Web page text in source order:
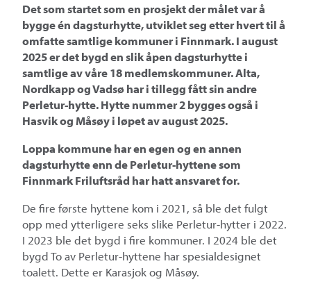
Det som startet som en prosjekt der målet var å
bygge én dagsturhytte, utviklet seg etter hvert til å
omfatte samtlige kommuner i Finnmark. I august
2025 er det bygd en slik åpen dagsturhytte i
samtlige av våre 18 medlemskommuner. Alta,
Nordkapp og Vadsø har i tillegg fått sin andre
Perletur-hytte. Hytte nummer 2 bygges også i
Hasvik og Måsøy i løpet av august 2025.
Loppa kommune har en egen og en annen
dagsturhytte enn de Perletur-hyttene som
Finnmark Friluftsråd har hatt ansvaret for.
De fire første hyttene kom i 2021, så ble det fulgt
opp med ytterligere seks slike Perletur-hytter i 2022.
I 2023 ble det bygd i fire kommuner. I 2024 ble det
bygd To av Perletur-hyttene har spesialdesignet
toalett. Dette er Karasjok og Måsøy.